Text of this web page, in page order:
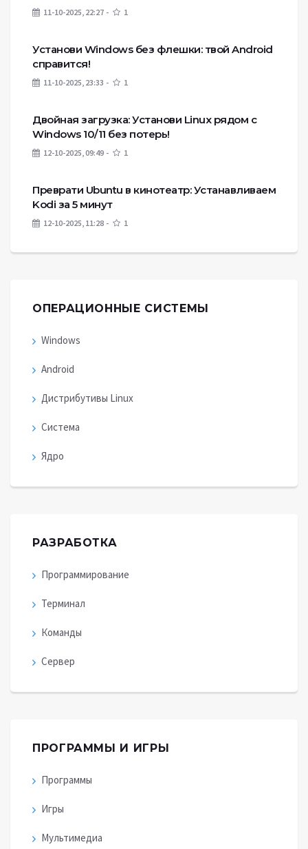
11-10-2025, 22:27 1
Установи Windows без флешки: твой Android
справится!
11-10-2025, 23:33 1
Двойная загрузка: Установи Linux рядом с
Windows 10/11 без потерь!
12-10-2025, 09:49 1
Преврати Ubuntu в кинотеатр: Устанавливаем
Kodi за 5 минут
12-10-2025, 11:28 1
ОПЕРАЦИОННЫЕ СИСТЕМЫ
Windows
Android
Дистрибутивы Linux
Система
Ядро
РАЗРАБОТКА
Программирование
Терминал
Команды
Сервер
ПРОГРАММЫ И ИГРЫ
Программы
Игры
Мультимедиа